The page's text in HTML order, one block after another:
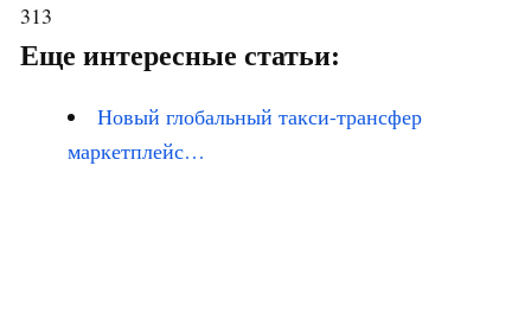
313
Еще интересные статьи:
Новый глобальный такси-трансфер
маркетплейс…